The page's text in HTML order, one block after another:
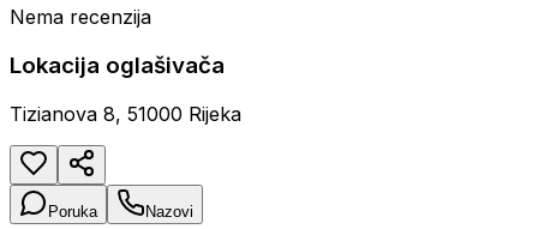
Nema recenzija
Lokacija oglašivača
Tizianova 8, 51000 Rijeka
Poruka Nazovi